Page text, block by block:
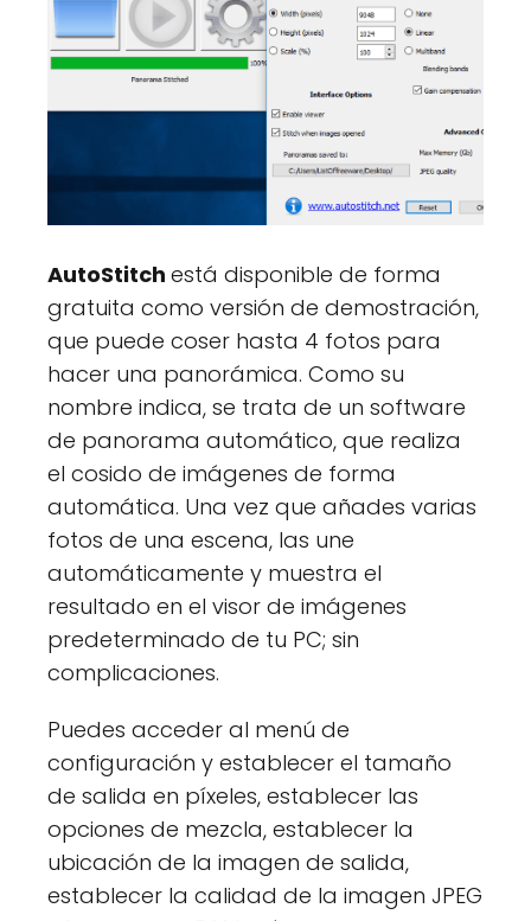
AutoStitch está disponible de forma
gratuita como versión de demostración,
que puede coser hasta 4 fotos para
hacer una panorámica. Como su
nombre indica, se trata de un software
de panorama automático, que realiza
el cosido de imágenes de forma
automática. Una vez que añades varias
fotos de una escena, las une
automáticamente y muestra el
resultado en el visor de imágenes
predeterminado de tu PC; sin
complicaciones.
Puedes acceder al menú de
configuración y establecer el tamaño
de salida en píxeles, establecer las
opciones de mezcla, establecer la
ubicación de la imagen de salida,
establecer la calidad de la imagen JPEG